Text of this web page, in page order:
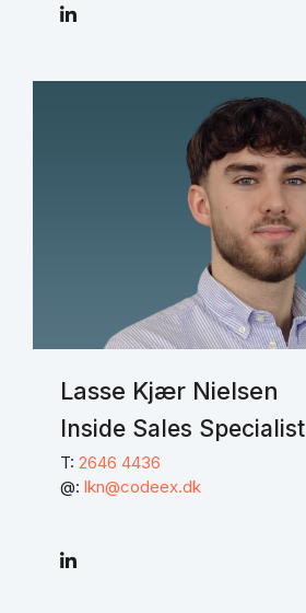
Lasse Kjær Nielsen
Inside Sales Specialist
T: 2646 4436
@: lkn@codeex.dk